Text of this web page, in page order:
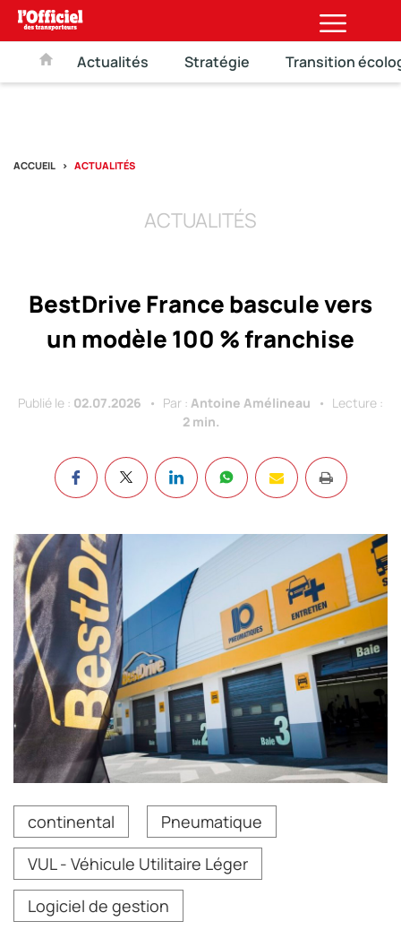
Actualités Stratégie Transition
ACCUEIL ACTUALITÉS
ACTUALITÉS
BestDrive France bascule vers
un modèle 100 % franchise
Publié le : 02.07.2026 Par : Antoine Amélineau
Lecture :
2 min.
Le réseau de pneumaticiens BestDrive France
abandonne son modèle mixte succursales et
franchisés pour devenir un réseau entièrement
franchisé, après la cession de ses activités de services
et de distribution intégrés. Présentée lors d'une
conférence de presse le 2 juillet, cette bascule s'inscrit
dans le recentrage de Continental sur le pneumatique.
continental
Pneumatique
VUL - Véhicule Utilitaire Léger
Logiciel de gestion